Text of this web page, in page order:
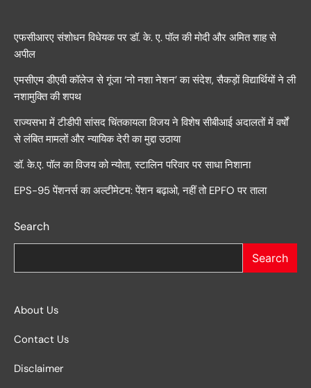
एफसीआरए संशोधन विधेयक पर डॉ. के. ए. पॉल की मोदी और अमित शाह से
अपील
एमसीएम डीएवी कॉलेज से गूंजा ‘नो नशा नेशन’ का संदेश, सैकड़ों विद्यार्थियों ने ली
नशामुक्ति की शपथ
राज्यसभा में टीडीपी सांसद चिंतकायला विजय ने विशेष सीबीआई अदालतों में वर्षों
से लंबित मामलों और न्यायिक देरी का मुद्दा उठाया
डॉ. के.ए. पॉल का विजय को न्योता, स्टालिन परिवार पर साधा निशाना
EPS-95 पेंशनर्स का अल्टीमेटम: पेंशन बढ़ाओ, नहीं तो EPFO पर ताला
Search
Search
About Us
Contact Us
Disclaimer